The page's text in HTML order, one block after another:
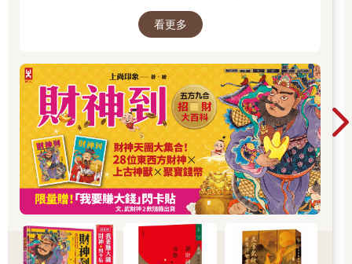
002 問：修行人應該「有情」嗎？
盧師尊答：
我近期講《維摩詰經》，其中有一段話，非常的重要。
佛陀十大弟子中，智慧第一的「舍利弗」，在山林深處靜坐禪
定。
維摩詰大士來到「舍利弗」之前，說：
「真正的禪定，不是這樣的。而是不論在何處，都十分泰然，隨
遇而安，不被諸法所縛，隨時隨地解脫。」
又說：
紹各種招財神獸、聚財寶物，帶你收穫滿滿的智
慧與正能量；從神話、文學、歷史到民間信仰，
看更多